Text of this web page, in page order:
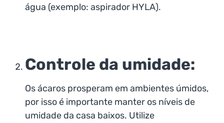
água (exemplo: aspirador HYLA).
Controle da umidade:
Os ácaros prosperam em ambientes úmidos,
por isso é importante manter os níveis de
umidade da casa baixos. Utilize